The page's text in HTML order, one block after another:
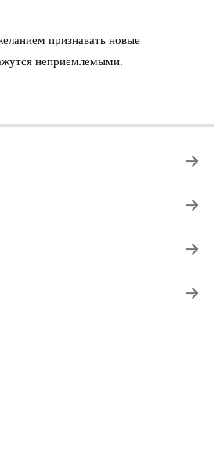
признавать новые
неприемлемыми.
→
→
→
→